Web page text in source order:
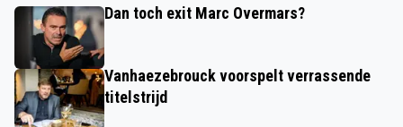
Dan toch exit Marc Overmars?
Vanhaezebrouck voorspelt verrassende
titelstrijd